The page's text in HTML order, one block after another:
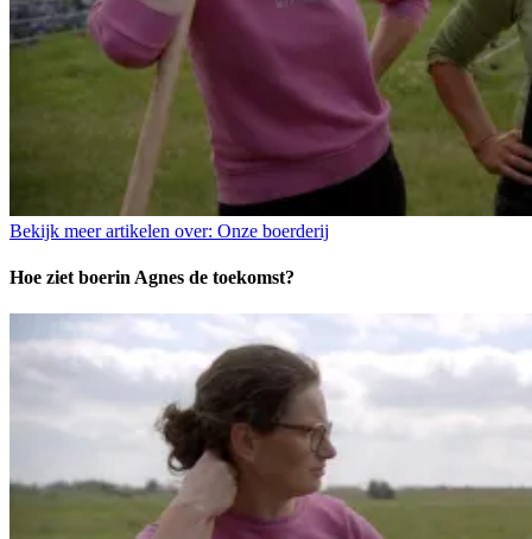
Bekijk meer artikelen over: Onze boerderij
Hoe ziet boerin Agnes de toekomst?